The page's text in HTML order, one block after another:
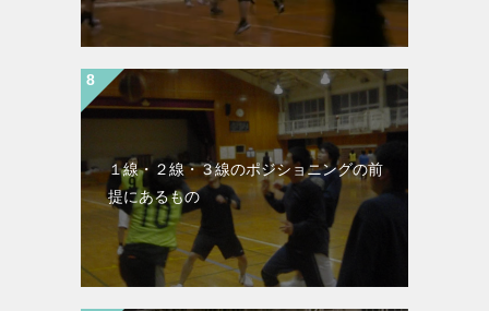
１線・２線・３線のポジショニングの前
提にあるもの